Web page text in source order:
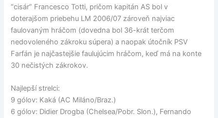
“cisár” Francesco Totti, pričom kapitán AS bol v
doterajšom priebehu LM 2006/07 zároveň najviac
faulovaným hráčom (dovedna bol 36-krát terčom
nedovoleného zákroku súpera) a naopak útočník PSV
Farfán je najčastejšie faulujúcim hráčom, keď má na konte
30 nečistých zákrokov.
Najlepší strelci:
9 gólov: Kaká (AC Miláno/Braz.)
6 gólov: Didier Drogba (Chelsea/Pobr. Slon.), Fernando